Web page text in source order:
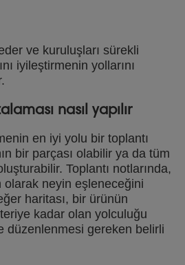
ve kuruluşları sürekli
iyileştirmenin yollarını
nasıl yapılır
en iyi yolu bir toplantı
bir parçası olabilir ya da tüm
Toplantı notlarında,
olarak neyin eşleneceğini
haritası, bir ürünün
kadar olan yolculuğu
düzenlenmesi gereken belirli